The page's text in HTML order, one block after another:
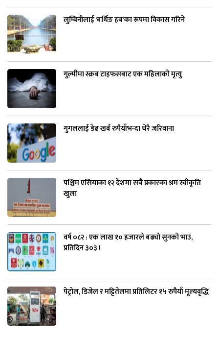
लुम्बिनीलाई ‘बर्थिङ हब’का रूपमा विकास गरिने
गुल्मीमा स्क्रब टाइफसबाट एक महिलाको मृत्यु
गुगललाई डेढ खर्ब रुपैयाँभन्दा धेरै जरिवाना
पश्चिम एसियाका १२ देशमा सबै प्रकारका श्रम स्वीकृति
खुला
वर्ष ०८२ : एक लाख १० हजारले बढ्यो सुनको भाउ,
प्रतिदिन ३०३ !
पेट्रोल, डिजेल र मट्टितेलमा प्रतिलिटर १५ रुपैयाँ मूल्यवृद्धि